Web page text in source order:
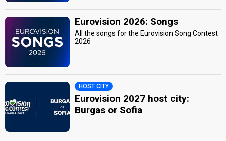
Eurovision 2026: Songs
All the songs for the Eurovision Song Contest
2026
HOST CITY
Eurovision 2027 host city:
Burgas or Sofia